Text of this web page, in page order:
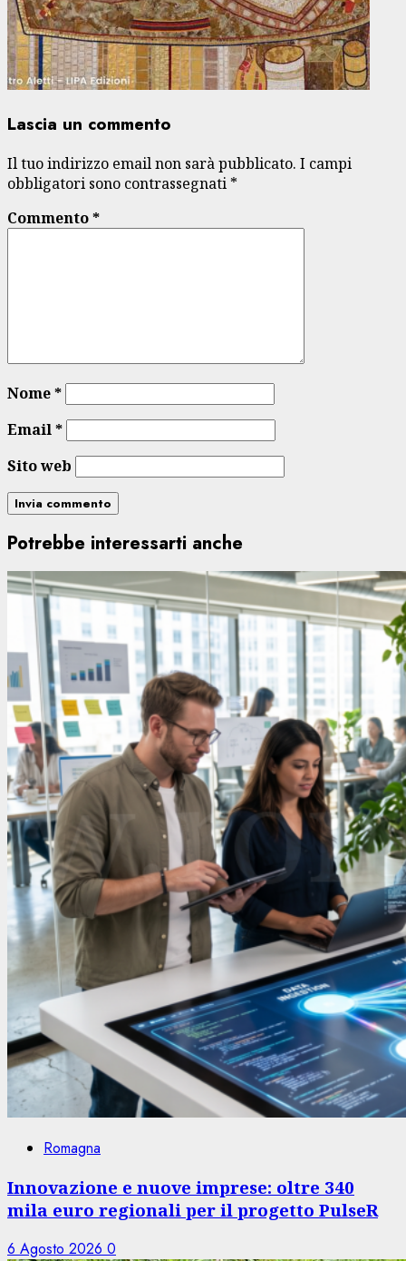
Lascia un commento
Il tuo indirizzo email non sarà pubblicato. I campi
obbligatori sono contrassegnati *
Commento*
Nome*
Email*
Sito web
Potrebbe interessarti anche
Romagna
Innovazione e nuove imprese: oltre 340
mila euro regionali per il progetto PulseR
6 Agosto 2026 0